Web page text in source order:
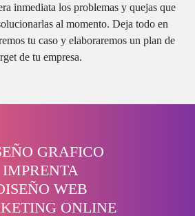
inmediata los problemas y quejas que
al momento. Deja todo en
tu caso y elaboraremos un plan de
de tu empresa.
GRAFICO
IMPRENTA
WEB
ONLINE